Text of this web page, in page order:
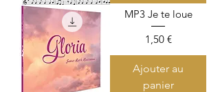
MP3 Je te loue
Prix
1,50 €
Ajouter au
panier